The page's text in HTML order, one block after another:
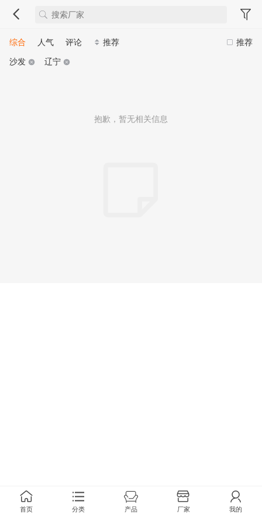
推荐
综合 人气 评论
推荐
沙发
辽宁
抱歉，暂无相关信息
首页 分类 产品 厂家 我的